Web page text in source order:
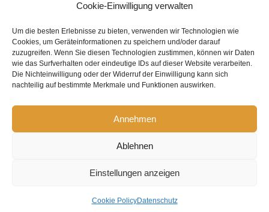
Cookie-Einwilligung verwalten
Um die besten Erlebnisse zu bieten, verwenden wir Technologien wie
Cookies, um Geräteinformationen zu speichern und/oder darauf
zuzugreifen. Wenn Sie diesen Technologien zustimmen, können wir Daten
wie das Surfverhalten oder eindeutige IDs auf dieser Website verarbeiten.
Die Nichteinwilligung oder der Widerruf der Einwilligung kann sich
nachteilig auf bestimmte Merkmale und Funktionen auswirken.
Annehmen
Ablehnen
Einstellungen anzeigen
Cookie PolicyDatenschutz
EMPFOHLEN VON
Copyright 2026 eezytool Ltd.| All Rights Reserved | Webdesign by
Facebook
LinkedIn